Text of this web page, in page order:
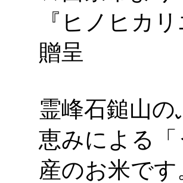
『ヒノヒカ
贈呈
霊峰石鎚山
恵みによる
産のお米です